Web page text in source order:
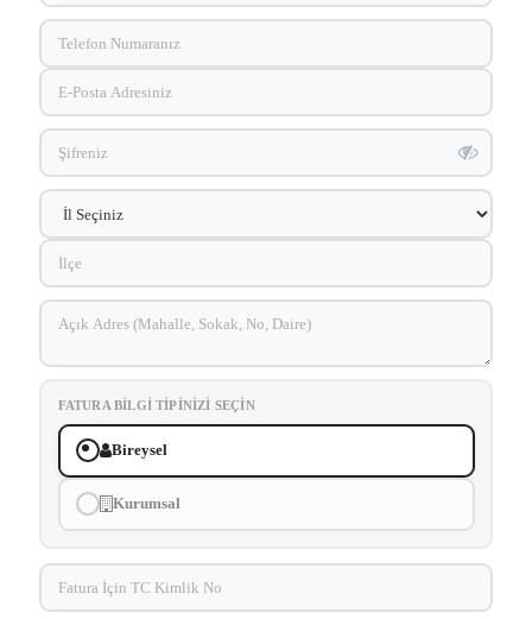
FATURA BILGI TIPINIZI SEÇIN
Bireysel
Kurumsal